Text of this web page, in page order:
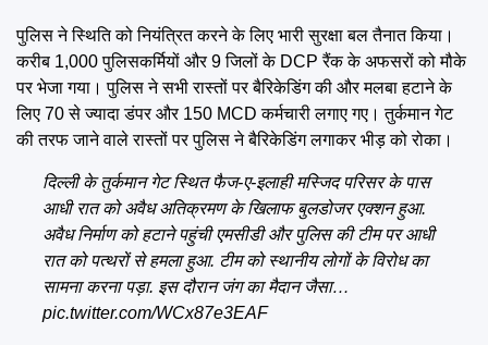
पुलिस ने स्थिति को नियंत्रित करने के लिए भारी सुरक्षा बल तैनात किया।
करीब 1,000 पुलिसकर्मियों और 9 जिलों के DCP रैंक के अफसरों को मौके
पर भेजा गया। पुलिस ने सभी रास्तों पर बैरिकेडिंग की और मलबा हटाने के
लिए 70 से ज्यादा डंपर और 150 MCD कर्मचारी लगाए गए। तुर्कमान गेट
की तरफ जाने वाले रास्तों पर पुलिस ने बैरिकेडिंग लगाकर भीड़ को रोका।
दिल्ली के तुर्कमान गेट स्थित फैज-ए-इलाही मस्जिद परिसर के पास
आधी रात को अवैध अतिक्रमण के खिलाफ बुलडोजर एक्शन हुआ.
अवैध निर्माण को हटाने पहुंची एमसीडी और पुलिस की टीम पर आधी
रात को पत्थरों से हमला हुआ. टीम को स्थानीय लाेगों के विरोध का
सामना करना पड़ा. इस दौरान जंग का मैदान जैसा…
pic.twitter.com/WCx87e3EAF